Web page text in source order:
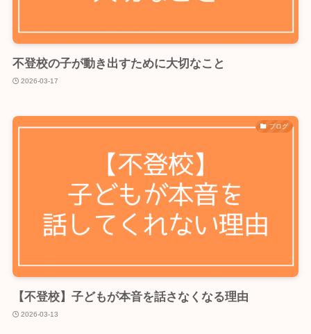
不登校の子が動き出すために大切なこと
2026-03-17
ブログ
【不登校】子どもが本音を話さなくなる理由
2026-03-13